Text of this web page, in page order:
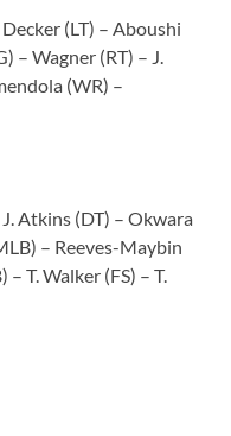
(LT) – Aboushi
– Wagner (RT) – J.
(WR) –
Atkins (DT) – Okwara
– Reeves-Maybin
T. Walker (FS) – T.